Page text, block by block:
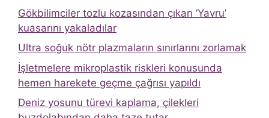
Gökbilimciler tozlu kozasından çıkan ‘Yavru’
kuasarını yakaladılar
Ultra soğuk nötr plazmaların sınırlarını zorlamak
İşletmelere mikroplastik riskleri konusunda
hemen harekete geçme çağrısı yapıldı
Deniz yosunu türevi kaplama, çilekleri